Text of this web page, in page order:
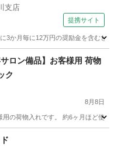
支店
提携サイト
3か月毎に12万円の奨励金を含む
ロン備品】お客様用 荷物
ク
8月8日
の荷物入れです。 約6ヶ月ほど使